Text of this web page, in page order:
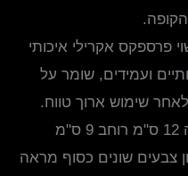
פרספקס אקרילי איכותי
ועמידים, שומר על
שימוש ארוך טווח.
צבעים שונים כסוף מראה